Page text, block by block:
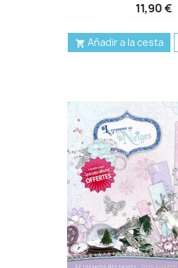
11,90 €
 Añadir a la cesta